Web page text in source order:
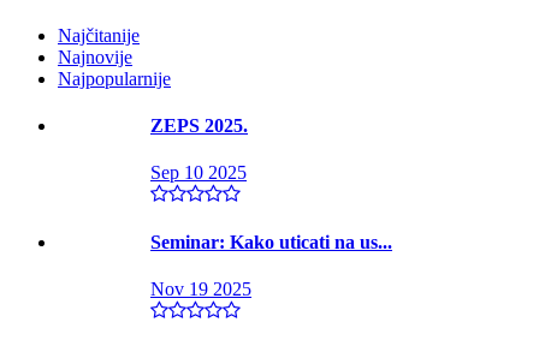
Najčitanije
Najnovije
Najpopularnije
ZEPS 2025.
Sep 10 2025
Seminar: Kako uticati na us...
Nov 19 2025